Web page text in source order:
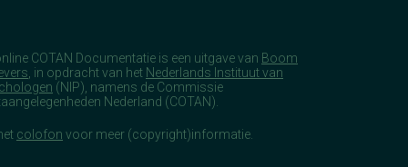
COTAN Documentatie is een uitgave van Boom
, in opdracht van het Nederlands Instituut van
(NIP), namens de Commissie
Nederland (COTAN).
colofon voor meer (copyright)informatie.